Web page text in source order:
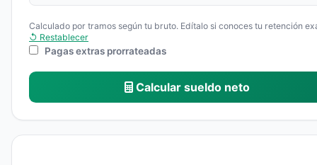
Calculado por tramos según tu bruto. Edítalo si conoces tu retención
↺ Restablecer
Pagas extras prorrateadas
Calcular sueldo neto